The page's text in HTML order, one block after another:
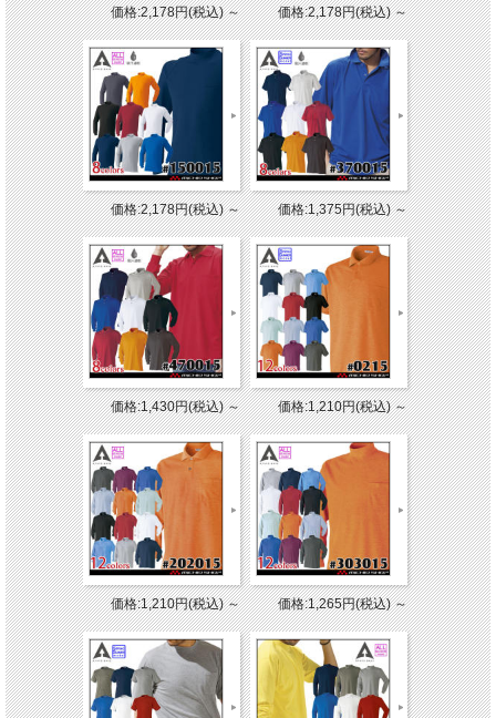
価格:2,178円(税込)～ 価格:2,178円(税込)～
価格:2,178円(税込)～ 価格:1,375円(税込)～
価格:1,430円(税込)～ 価格:1,210円(税込)～
価格:1,210円(税込)～ 価格:1,265円(税込)～